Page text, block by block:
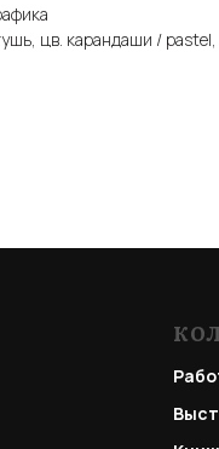
цв. карандаши /